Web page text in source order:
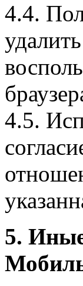
4.4.
4.5.
5.